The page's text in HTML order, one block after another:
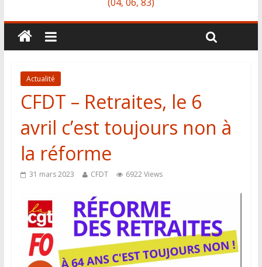
Actualité
CFDT – Retraites, le 6
avril c’est toujours non à
la réforme
31 mars 2023 CFDT 6922 Views